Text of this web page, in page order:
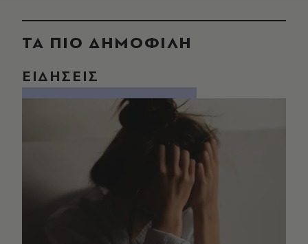
ΤΑ ΠΙΟ ΔΗΜΟΦΙΛΗ
ΕΙΔΗΣΕΙΣ